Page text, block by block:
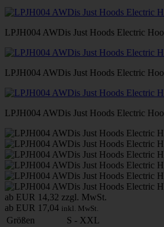
LPJH004 AWDis Just Hoods Electric
LPJH004 AWDis Just Hoods Electric
LPJH004 AWDis Just Hoods Electric
ab EUR 14,32 zzgl. MwSt.
ab EUR 17,04 inkl. MwSt.
Größen
S - XXL